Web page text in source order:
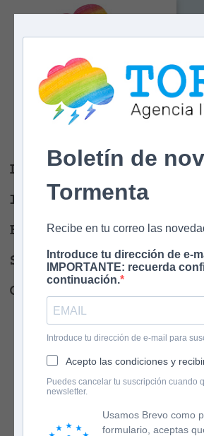
Boletín de
Tormenta
Recibe en tu correo las
Introduce tu dirección de e-
IMPORTANTE: recuerda
continuación.
Introduce tu dirección de e-mail para
Acepto las condiciones y
Puedes cancelar tu suscripción cuando
newsletter.
Usamos Brevo como
formulario, aceptas
Tormenta
Agencia literaria
Libros
Ilustradores
Escritores
Sobre nosotros
Contacto
English version
Newsletter